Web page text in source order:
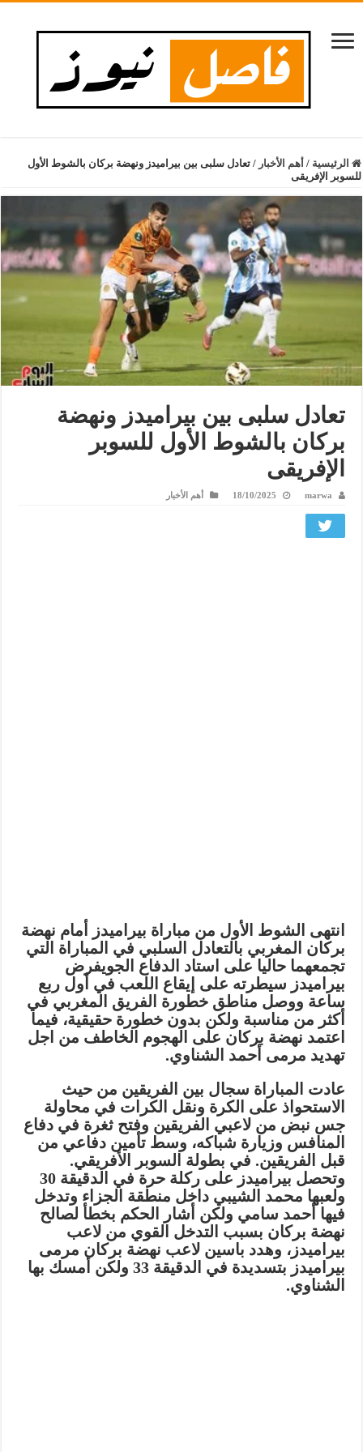
الرئيسية / أهم الأخبار / تعادل سلبى بين بيراميدز ونهضة بركان بالشوط الأول
للسوبر الإفريقى
تعادل سلبى بين بيراميدز ونهضة
بركان بالشوط الأول للسوبر
الإفريقى
marwa
18/10/2025 أهم الأخبار
انتهى الشوط الأول من مباراة بيراميدز أمام نهضة
بركان المغربي بالتعادل السلبي في المباراة التي
تجمعهما حاليا على استاد الدفاع الجويفرض
بيراميدز سيطرته على إيقاع اللعب في أول ربع
ساعة ووصل مناطق خطورة الفريق المغربي في
أكثر من مناسبة ولكن بدون خطورة حقيقية، فيما
اعتمد نهضة بركان على الهجوم الخاطف من اجل
تهديد مرمى أحمد الشناوي.
عادت المباراة سجال بين الفريقين من حيث
الاستحواذ على الكرة ونقل الكرات في محاولة
جس نبض من لاعبي الفريقين وفتح ثغرة في دفاع
المنافس وزيارة شباكه، وسط تأمين دفاعي من
قبل الفريقين. في بطولة السوبر الأفريقي.
وتحصل بيراميدز على ركلة حرة في الدقيقة 30
ولعبها محمد الشيبي داخل منطقة الجزاء وتدخل
فيها أحمد سامي ولكن أشار الحكم بخطأ لصالح
نهضة بركان بسبب التدخل القوي من لاعب
بيراميدز، وهدد باسين لاعب نهضة بركان مرمى
بيراميدز بتسديدة في الدقيقة 33 ولكن أمسك بها
الشناوي.